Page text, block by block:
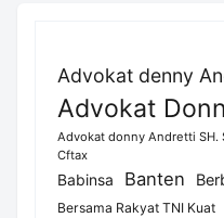
Advokat denny
Advokat
Advokat donny Andretti SH.
Cftax
Babinsa Banten
Bersama Rakyat TNI Kuat